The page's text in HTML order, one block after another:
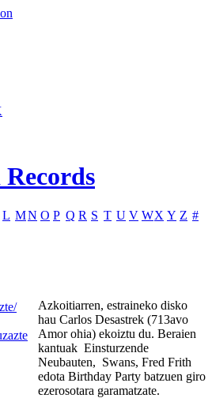
L MN O P Q R S T U V WX Y Z #
Azkoitiarren, estraineko disko
hau Carlos Desastrek (713avo
Amor ohia) ekoiztu du. Beraien
kantuak Einsturzende
Neubauten, Swans, Fred Frith
edota Birthday Party batzuen giro
ezerosotara garamatzate.